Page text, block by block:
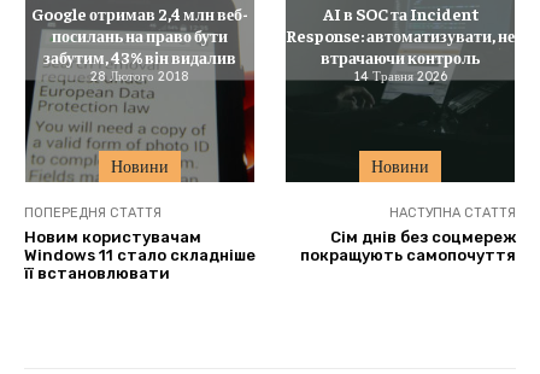
Новини
Google отримав 2,4 млн веб-
посилань на право бути
забутим, 43% він видалив
28 Лютого 2018
Новини
AI в SOC та Incident
Response: автоматизувати, не
втрачаючи контроль
14 Травня 2026
ПОПЕРЕДНЯ СТАТТЯ
Новим користувачам
Windows 11 стало складніше
її встановлювати
НАСТУПНА СТАТТЯ
Сім днів без соцмереж
покращують самопочуття